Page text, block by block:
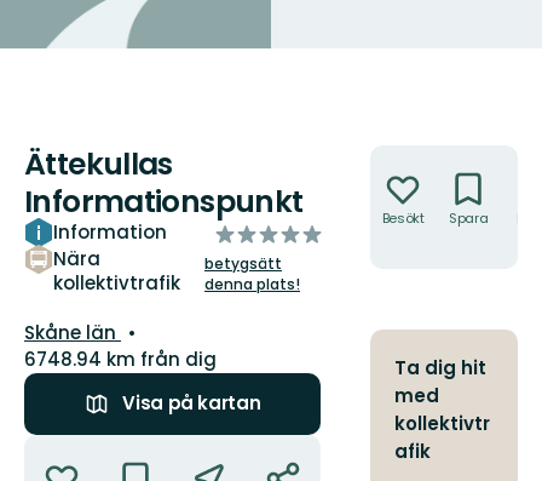
Ättekullas
Informationspunkt
Information
Nära
kollektivtrafik
av
5
stjärnor
betygsätt
denna plats!
Län:
Skåne län
6748.94 km från dig
Visa på kartan
Besökt Spara
Ta dig hit
med
kollektivtr
afik